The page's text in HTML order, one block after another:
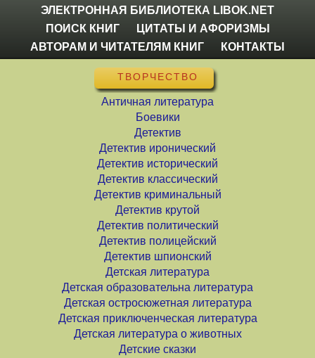
ЭЛЕКТРОННАЯ БИБЛИОТЕКА LIBOK.NET
ПОИСК КНИГ
ЦИТАТЫ И АФОРИЗМЫ
АВТОРАМ И ЧИТАТЕЛЯМ КНИГ
КОНТАКТЫ
ТВОРЧЕСТВО
Античная литература
Боевики
Детектив
Детектив иронический
Детектив исторический
Детектив классический
Детектив криминальный
Детектив крутой
Детектив политический
Детектив полицейский
Детектив шпионский
Детская литература
Детская образовательна литература
Детская остросюжетная литература
Детская приключенческая литература
Детская литература о животных
Детские сказки